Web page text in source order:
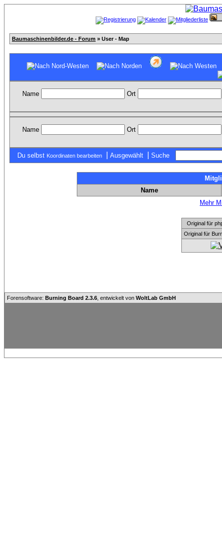
Baumaschinenbilder.de - Forum » User - Map
Name Ort
Name Ort
Du selbst Koordinaten bearbeiten Ausgewählt Suche
Name
Mehr
Original für
Original für
Forensoftware: Burning Board 2.3.6 , entwickelt von WoltLab GmbH